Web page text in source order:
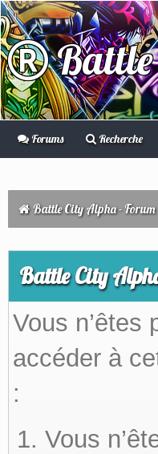
Battle
Forums Recherche
Battle City Alpha - Forum
Battle City
Vous n’êtes
accéder à
:
Vous